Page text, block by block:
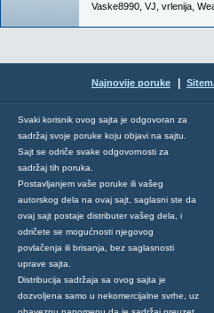
Vaske8990 VJ vrlenija
Najnovije poruke
Svaki korisnik ovog sajta je odgovoran za
sadržaj svoje poruke koju objavi na sajtu.
Sajt se odriče svake odgovornosti za
sadržaj tih poruka.
Postavljanjem vaše poruke ili vašeg
autorskog dela na ovaj sajt, saglasni ste da
ovaj sajt postaje distributer vašeg dela, i
odričete se mogućnosti njegovog
povlačenja ili brisanja, bez saglasnosti
uprave sajta.
Distribucija sadržaja sa ovog sajta je
dozvoljena samo u nekomercijalne svrhe, uz